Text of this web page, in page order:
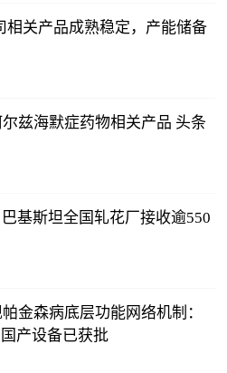
相关产品成熟稳定，产能储备
兹海默症药物相关产品 头条
基斯坦全国轧花厂接收逾550
金森病底层功能网络机制：
产设备已获批